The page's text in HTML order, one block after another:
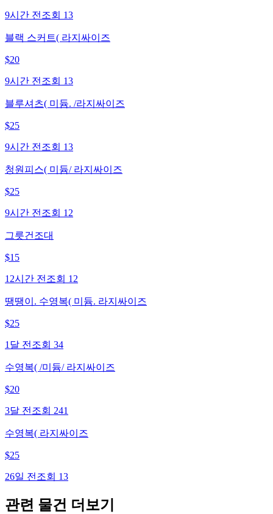
9시간 전 조회 13
블랙 스커트( 라지싸이즈
$20
9시간 전 조회 13
블루셔츠( 미듐. /라지싸이즈
$25
9시간 전 조회 13
청원피스( 미듐/ 라지싸이즈
$25
9시간 전 조회 12
그릇건조대
$15
12시간 전 조회 12
땡땡이. 수영복( 미듐. 라지싸이즈
$25
1달 전 조회 34
수영복( /미듐/ 라지싸이즈
$20
3달 전 조회 241
수영복( 라지싸이즈
$25
26일 전 조회 13
관련 물건 더보기